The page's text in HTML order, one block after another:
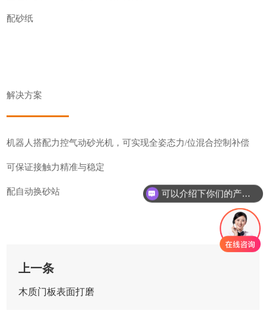
配砂纸
解决方案
机器人搭配力控气动砂光机，可实现全姿态力/位混合控制补偿
可保证接触力精准与稳定
配自动换砂站
上一条
木质门板表面打磨
可以介绍下你们的产品么
你们是怎么收费的呢